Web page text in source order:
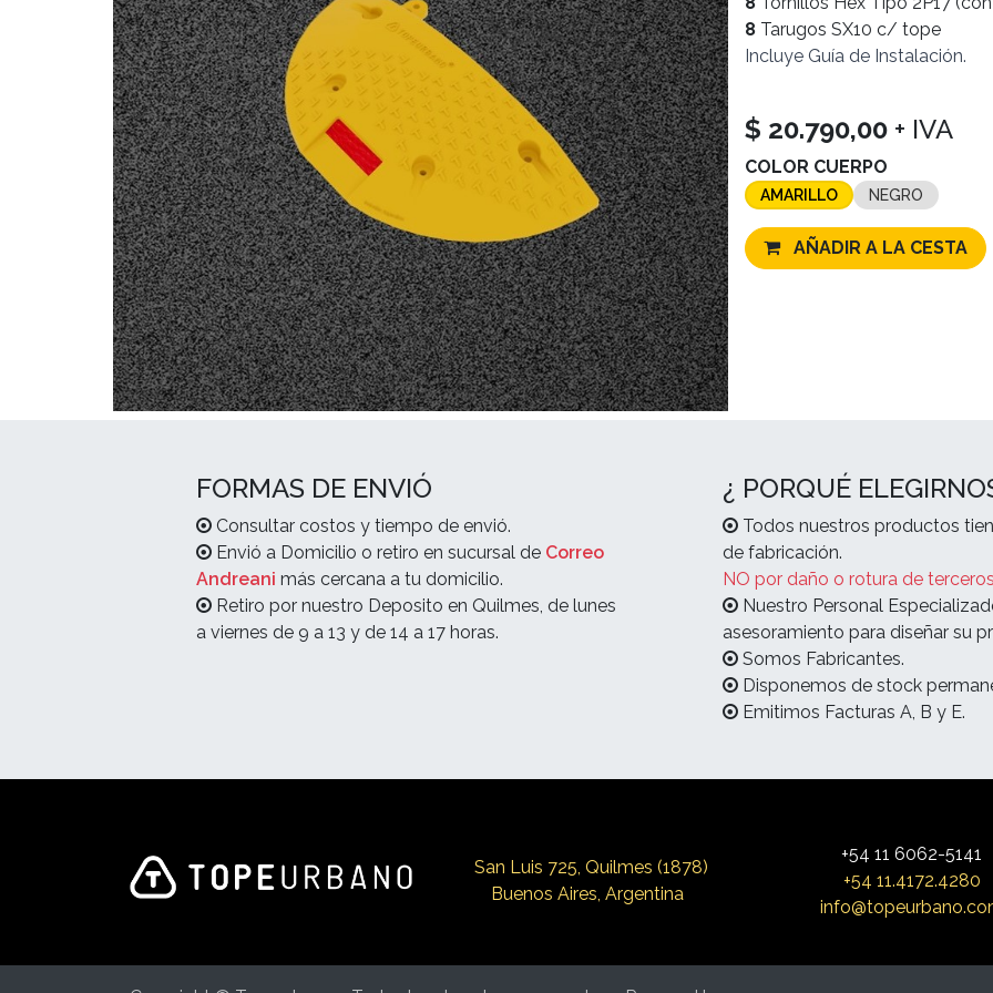
8 Tarugos SX10 c/ tope
Incluye Guía de Instalación.
$ 20.790,00 + IVA
COLOR CUERPO
AMARILLO NEGRO
AÑADIR A LA CESTA
FORMAS DE ENVIÓ
Consultar costos y tiempo de envió.
Envió a Domicilio o retiro en sucursal de Correo
Andreani más cercana a tu domicilio.
Retiro por nuestro Deposito en Quilmes, de lunes
a viernes de 9 a 13 y de 14 a 17 horas.
¿ PORQUÉ
Todos nuestros productos
de fabricación.
NO por daño o rotura de
Nuestro Personal
asesoramiento para diseñar su
Somos Fabricantes.
Disponemos de stock
Emitimos Facturas A, B y E.
San Luis 725, Quilmes (1878)
Buenos Aires, Argentina
+54 11 6062-5141
+54 11.4172.4280